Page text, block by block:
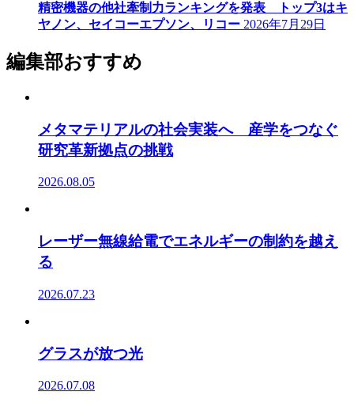
精密機器の他社牽制力ランキングを発表 トップ3はキ
ヤノン、セイコーエプソン、リコー 2026年7月29日
編集部おすすめ
メタマテリアルの社会実装へ 産学をつなぐ
研究革新拠点の挑戦
2026.08.05
レーザー無線給電でエネルギーの制約を越え
る
2026.07.23
グラスが放つ光
2026.07.08